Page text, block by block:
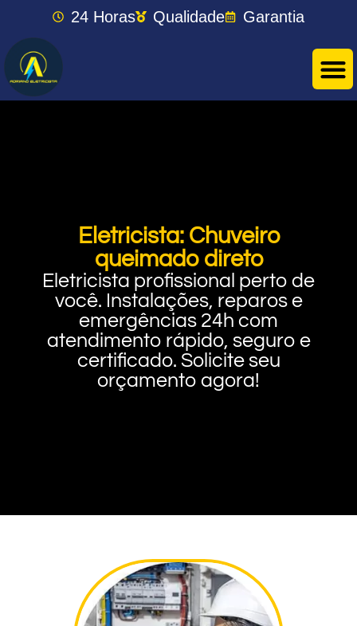
24 Horas Qualidade Garantia
Eletricista: Chuveiro
queimado direto
Eletricista profissional perto de
você. Instalações, reparos e
emergências 24h com
atendimento rápido, seguro e
certificado. Solicite seu
orçamento agora!